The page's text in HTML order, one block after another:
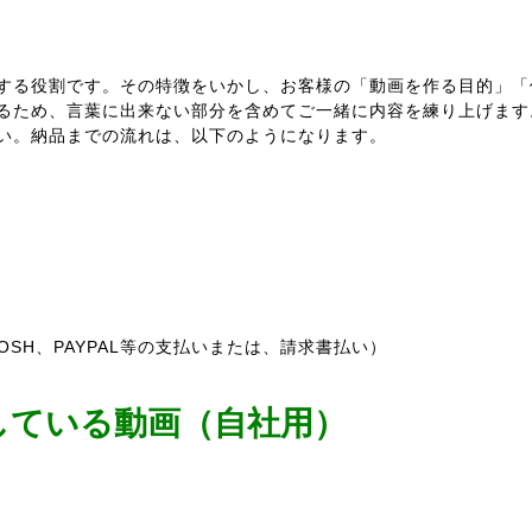
る役割です。その特徴をいかし、お客様の「動画を作る目的」
ため、言葉に出来ない部分を含めてご一緒に内容を練り上げま
納品までの流れは、以下のようになります。
、PAYPAL等の支払いまたは、請求書払い）
いる動画（自社用）